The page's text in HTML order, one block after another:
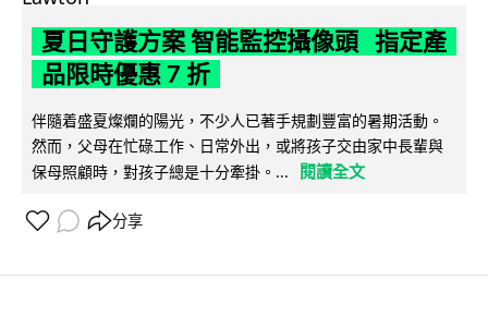
夏日守護方案 智能監控攝像頭 指定產
品限時優惠 7 折
伴隨着盛夏燦爛的陽光，不少人已著手規劃豐富的暑期活動。
然而，父母在忙碌工作、日常外出，或將孩子交由家中長輩與
保母照顧時，對孩子總是十分牽掛。...
閱讀全文
分享